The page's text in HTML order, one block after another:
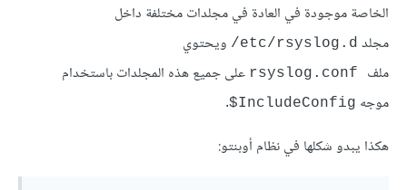
الخاصة موجودة في العادة في مجلدات مختلفة داخل
مجلد etc/rsyslog.d/
ويحتوي
ملف
على جميع هذه المجلدات باستخدام
موجه IncludeConfig$
.
هكذا يبدو شكلها في نظام أوبنتو: